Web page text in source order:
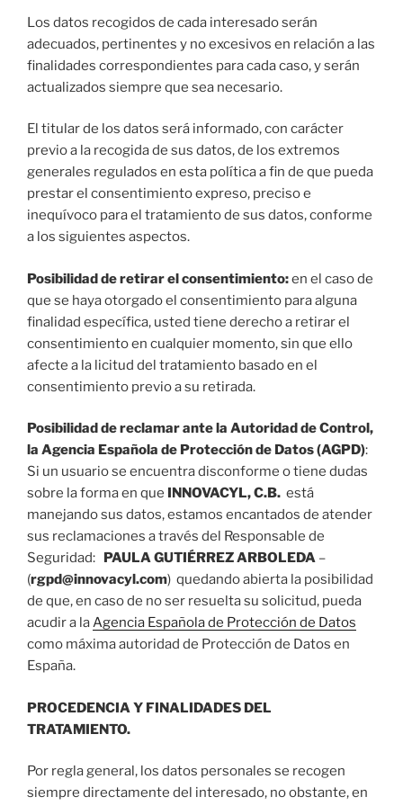
Los datos recogidos de cada interesado serán
adecuados, pertinentes y no excesivos en relación a las
finalidades correspondientes para cada caso, y serán
actualizados siempre que sea necesario.
El titular de los datos será informado, con carácter
previo a la recogida de sus datos, de los extremos
generales regulados en esta política a fin de que pueda
prestar el consentimiento expreso, preciso e
inequívoco para el tratamiento de sus datos, conforme
a los siguientes aspectos.
Posibilidad de retirar el consentimiento:en el caso de
que se haya otorgado el consentimiento para alguna
finalidad específica, usted tiene derecho a retirar el
consentimiento en cualquier momento, sin que ello
afecte a la licitud del tratamiento basado en el
consentimiento previo a su retirada.
Posibilidad de reclamar ante la Autoridad de Control,
la Agencia Española de Protección de Datos (AGPD):
Si un usuario se encuentra disconforme o tiene dudas
sobre la forma en que
INNOVACYL, C.B. está
manejando sus datos, estamos encantados de atender
sus reclamaciones a través del Responsable de
Seguridad:
PAULA GUTIÉRREZ ARBOLEDA –
(rgpd@innovacyl.com) quedando abierta la posibilidad
de que, en caso de no ser resuelta su solicitud, pueda
acudir a laAgencia Española de Protección de Datos
como máxima autoridad de Protección de Datos en
España.
PROCEDENCIA Y FINALIDADES DEL
TRATAMIENTO.
Por regla general, los datos personales se recogen
siempre directamente del interesado, no obstante, en